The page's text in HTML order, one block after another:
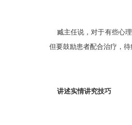
臧主任说，对于有些心理
但要鼓励患者配合治疗，
讲述实情讲究技巧